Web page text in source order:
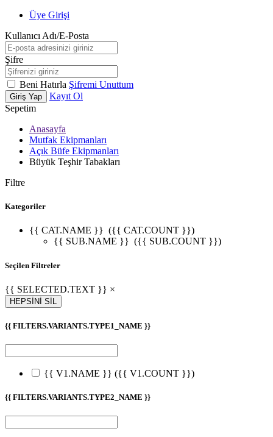
Üye Girişi
Kullanıcı Adı/E-Posta
Şifre
Beni Hatırla Şifremi Unuttum
Giriş Yap
Kayıt Ol
Sepetim
Anasayfa
Mutfak Ekipmanları
Açık Büfe Ekipmanları
Büyük Teşhir Tabakları
Filtre
Kategoriler
{{ CAT.NAME }} ({{ CAT.COUNT }})
{{ SUB.NAME }} ({{ SUB.COUNT }})
Seçilen Filtreler
{{ SELECTED.TEXT }} ×
HEPSİNİ SİL
{{ FILTERS.VARIANTS.TYPE1_NAME }}
{{ V1.NAME }} ({{ V1.COUNT }})
{{ FILTERS.VARIANTS.TYPE2_NAME }}